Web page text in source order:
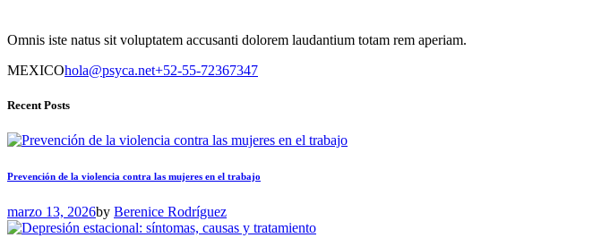
Omnis iste natus sit voluptatem accusanti dolorem laudantium totam rem aperiam.
MEXICOhola@psyca.net+52-55-72367347
Recent Posts
Prevención de la violencia contra las mujeres en el trabajo
marzo 13, 2026by Berenice Rodríguez